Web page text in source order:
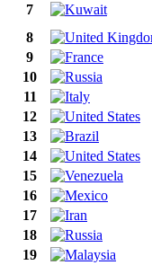
7
8
9
10
11
12
13
14
15
16
17
18
19